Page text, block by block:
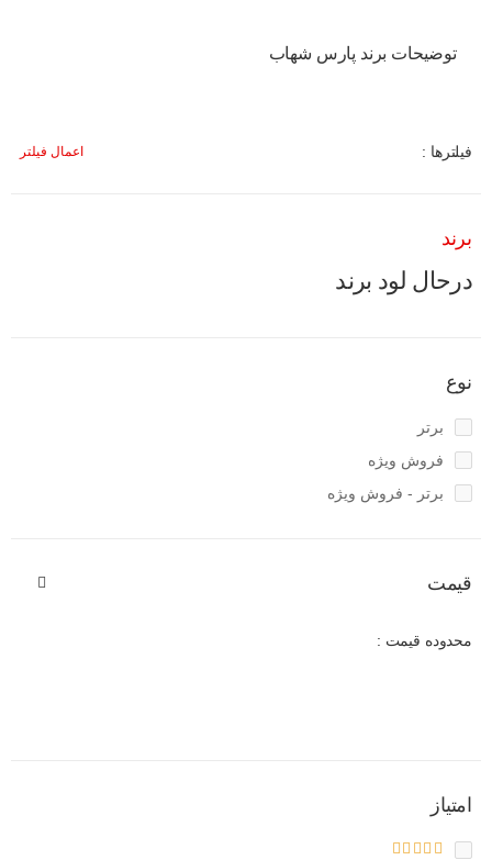
توضیحات برند پارس شهاب
فیلترها : اعمال فیلتر
برند
درحال لود برند
نوع
برتر
فروش ویژه
برتر - فروش ویژه
قیمت
محدوده قیمت :
امتیاز